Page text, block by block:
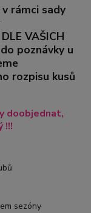
rámci sady
VAŠICH
poznávky u
rozpisu kusů
doobjednat,
!!!
sezóny